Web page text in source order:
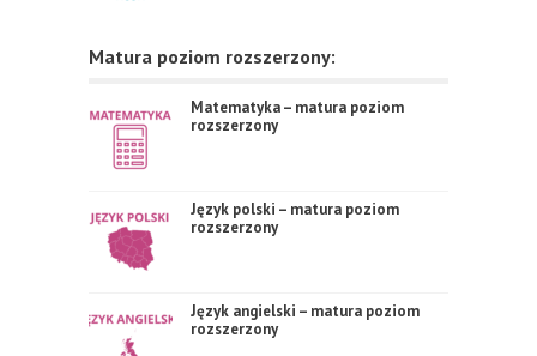
Matura poziom rozszerzony:
Matematyka – matura poziom
rozszerzony
Język polski – matura poziom
rozszerzony
Język angielski – matura poziom
rozszerzony